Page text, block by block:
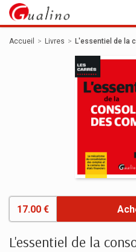
Accueil Livres L'essentiel de la
17.00 €
L'essentiel de la
Panneau de gestion des cookies